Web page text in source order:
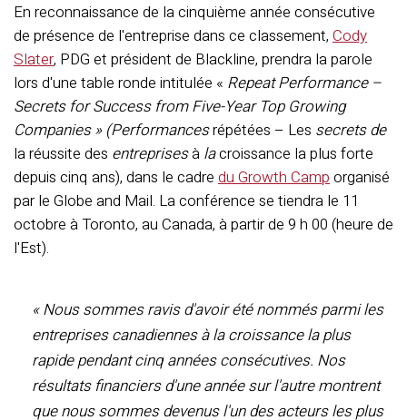
En reconnaissance de la cinquième année consécutive
de présence de l'entreprise dans ce classement, Cody
Slater, PDG et président de Blackline, prendra la parole
lors d'une table ronde intitulée « Repeat Performance –
Secrets for Success from Five-Year Top Growing
Companies » (Performancesrépétées – Les secrets de
la réussite des entreprisesà lacroissance la plus forte
depuis cinq ans), dans le cadre du Growth Camporganisé
par le Globe and Mail. La conférence se tiendra le 11
octobre à Toronto, au Canada, à partir de 9 h 00 (heure de
l'Est).
« Nous sommes ravis d'avoir été nommés parmi les
entreprises canadiennes à la croissance la plus
rapide pendant cinq années consécutives. Nos
résultats financiers d'une année sur l'autre montrent
que nous sommes devenus l'un des acteurs les plus